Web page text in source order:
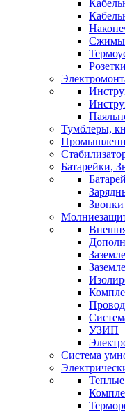
Сжимы
Тумблеры,
Батарейки,
Звонки
УЗИП
Система